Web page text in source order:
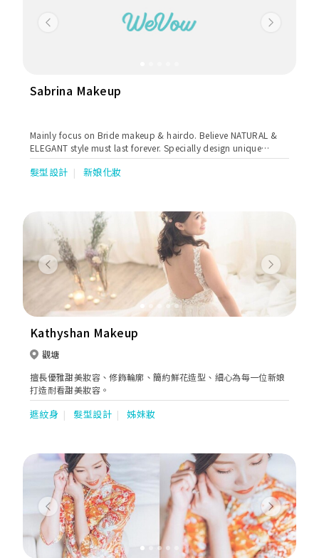
Previous Next
Sabrina Makeup
Mainly focus on Bride makeup & hairdo. Believe NATURAL &
ELEGANT style must last forever. Specially design unique
image for each bride to show their personality traits.
髮型設計 新娘化妝
Previous Next
Kathyshan Makeup
觀塘
擅長優雅甜美妝容、修飾輪廓、簡約鮮花造型、細心為每一位新娘
打造耐看甜美妝容。
遮紋身 髮型設計 姊妹妝
Previous Next